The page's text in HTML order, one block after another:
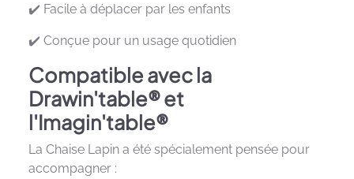
✔️ Facile à déplacer par les enfants
✔️ Conçue pour un usage quotidien
Compatible avec la
Drawin'table® et
l'Imagin'table®
La Chaise Lapin a été spécialement pensée pour
accompagner :